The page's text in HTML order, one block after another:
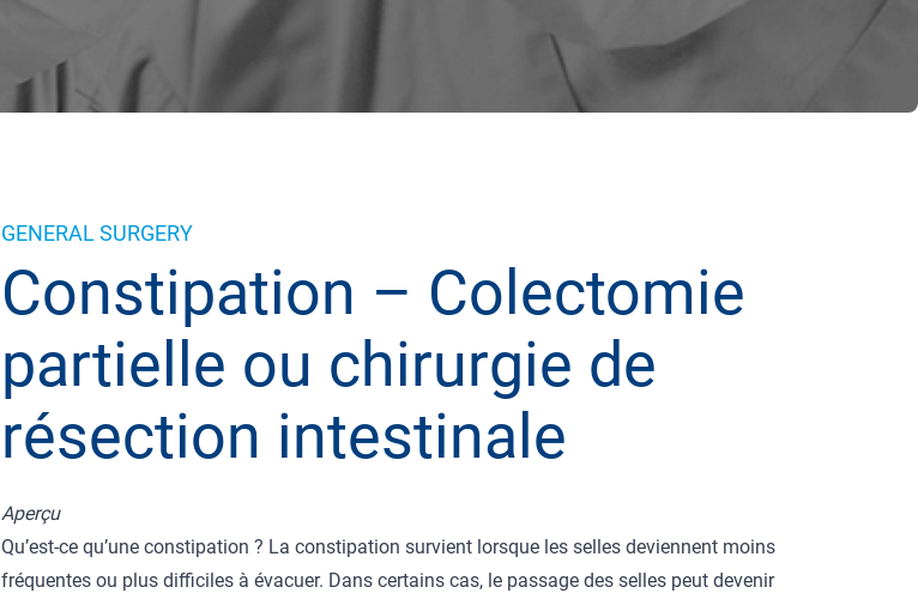
GENERAL SURGERY
Constipation – Colectomie
partielle ou chirurgie de
résection intestinale
Aperçu
Qu’est-ce qu’une constipation ? La constipation survient lorsque les selles deviennent moins
fréquentes ou plus difficiles à évacuer. Dans certains cas, le passage des selles peut devenir